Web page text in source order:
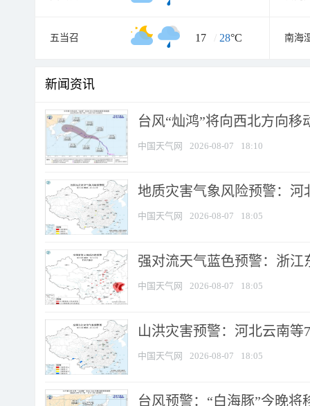
五当召 17 / 28°C 南海
新闻资讯
台风“灿鸿”将向西北方向移
中国天气网 2026-08-07 18:10
地质灾害气象风险预警：河
中国天气网 2026-08-07 18:05
强对流天气蓝色预警：浙江
中国天气网 2026-08-07 18:05
山洪灾害预警：河北云南
中国天气网 2026-08-07 18:05
台风预警：“白海豚”今晚将